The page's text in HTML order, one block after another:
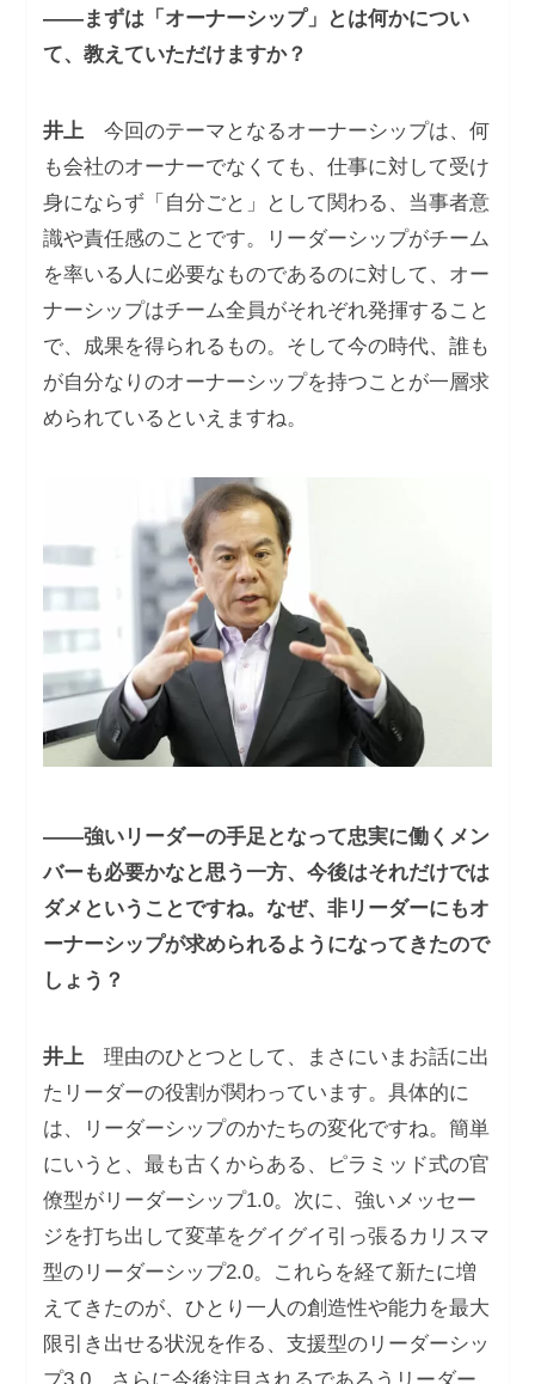
――まずは「オーナーシップ」とは何かについ
て、教えていただけますか？
井上 今回のテーマとなるオーナーシップは、何
も会社のオーナーでなくても、仕事に対して受け
身にならず「自分ごと」として関わる、当事者意
識や責任感のことです。リーダーシップがチーム
を率いる人に必要なものであるのに対して、オー
ナーシップはチーム全員がそれぞれ発揮すること
で、成果を得られるもの。そして今の時代、誰も
が自分なりのオーナーシップを持つことが一層求
められているといえますね。
――強いリーダーの手足となって忠実に働くメン
バーも必要かなと思う一方、今後はそれだけでは
ダメということですね。なぜ、非リーダーにもオ
ーナーシップが求められるようになってきたので
しょう？
井上理由のひとつとして、まさにいまお話に出
たリーダーの役割が関わっています。具体的に
は、リーダーシップのかたちの変化ですね。簡単
にいうと、最も古くからある、ピラミッド式の官
僚型がリーダーシップ1.0。次に、強いメッセー
ジを打ち出して変革をグイグイ引っ張るカリスマ
型のリーダーシップ2.0。これらを経て新たに増
えてきたのが、ひとり一人の創造性や能力を最大
限引き出せる状況を作る、支援型のリーダーシッ